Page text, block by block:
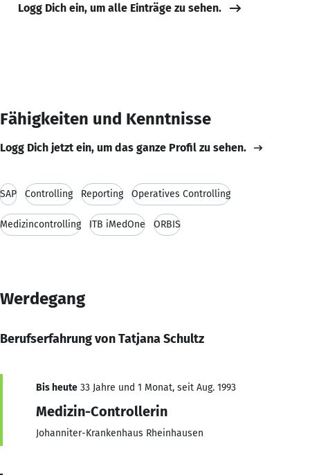
Logg Dich ein, um alle Einträge zu sehen.
Fähigkeiten und Kenntnisse
Logg Dich jetzt ein, um das ganze Profil zu sehen.
SAP Controlling Reporting Operatives Controlling
Medizincontrolling ITB iMedOne ORBIS
Werdegang
Berufserfahrung von Tatjana Schultz
Bis heute 33 Jahre und 1 Monat, seit Aug. 1993
Medizin-Controllerin
Johanniter-Krankenhaus Rheinhausen